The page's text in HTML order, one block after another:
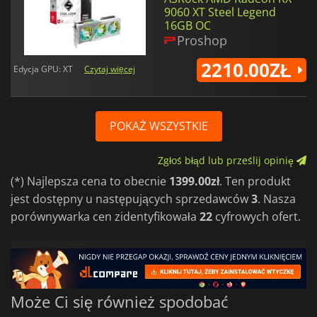
9060 XT Steel Legend
16GB OC
Proshop
Edycja GPU: XT Czytaj więcej 2210.00ZŁ
POKAŻ WSZYSTKIE
Zgłoś błąd lub prześlij opinię
(*) Najlepsza cena to obecnie 1399.00zł. Ten produkt
jest dostępny u następujących sprzedawców3. Nasza
porównywarka cen zidentyfikowała 22 cyfrowych ofert.
Może Ci się również spodobać